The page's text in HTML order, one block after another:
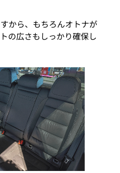
から、もちろんオトナが
の広さもしっかり確保し